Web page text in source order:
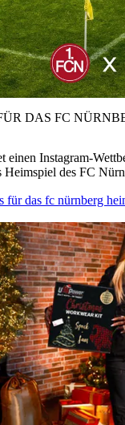
DAS FC
einen Instagram-
des FC
für das fc nürnberg